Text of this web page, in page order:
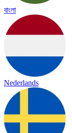
বাংলা
Nederlands